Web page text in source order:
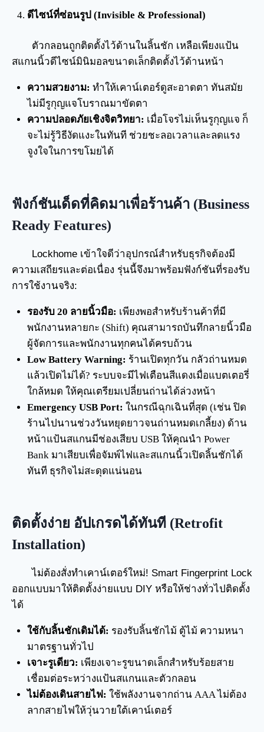
ดีไซน์ที่ซ่อนรูป (Invisible & Professional)
ตัวกลอนถูกติดตั้งไว้ด้านในลิ้นชัก เหลือเพียงแป้น
สแกนนิ้วดีไซน์มินิมอลขนาดเล็กติดตั้งไว้ด้านหน้า
ความสวยงาม: ทำให้เคาน์เตอร์ดูสะอาดตา ทันสมัย
ไม่มีรูกุญแจโบราณมาขัดตา
ความปลอดภัยเชิงจิตวิทยา: เมื่อโจรไม่เห็นรูกุญแจ ก็
จะไม่รู้วิธีงัดแงะในทันที ช่วยชะลอเวลาและลดแรง
จูงใจในการขโมยได้
ฟังก์ชันเด็ดที่คิดมาเพื่อร้านค้า (Business
Ready Features)
Lockhome เข้าใจดีว่าอุปกรณ์สำหรับธุรกิจต้องมี
ความเสถียรและต่อเนื่อง รุ่นนี้จึงมาพร้อมฟังก์ชันที่รองรับ
การใช้งานจริง:
รองรับ 20 ลายนิ้วมือ: เพียงพอสำหรับร้านค้าที่มี
พนักงานหลายกะ (Shift) คุณสามารถบันทึกลายนิ้วมือ
ผู้จัดการและพนักงานทุกคนได้ครบถ้วน
Low Battery Warning: ร้านเปิดทุกวัน กลัวถ่านหมด
แล้วเปิดไม่ได้? ระบบจะมีไฟเตือนสีแดงเมื่อแบตเตอรี่
ใกล้หมด ให้คุณเตรียมเปลี่ยนถ่านได้ล่วงหน้า
Emergency USB Port: ในกรณีฉุกเฉินที่สุด (เช่น ปิด
ร้านไปนานช่วงวันหยุดยาวจนถ่านหมดเกลี้ยง) ด้าน
หน้าแป้นสแกนมีช่องเสียบ USB ให้คุณนำ Power
Bank มาเสียบเพื่อจัมพ์ไฟและสแกนนิ้วเปิดลิ้นชักได้
ทันที ธุรกิจไม่สะดุดแน่นอน
ติดตั้งง่าย อัปเกรดได้ทันที (Retrofit
Installation)
ไม่ต้องสั่งทำเคาน์เตอร์ใหม่! Smart Fingerprint Lock
ออกแบบมาให้ติดตั้งง่ายแบบ DIY หรือให้ช่างทั่วไปติดตั้ง
ได้
ใช้กับลิ้นชักเดิมได้: รองรับลิ้นชักไม้ ตู้ไม้ ความหนา
มาตรฐานทั่วไป
เจาะรูเดียว: เพียงเจาะรูขนาดเล็กสำหรับร้อยสาย
เชื่อมต่อระหว่างแป้นสแกนและตัวกลอน
ไม่ต้องเดินสายไฟ: ใช้พลังงานจากถ่าน AAA ไม่ต้อง
ลากสายไฟให้วุ่นวายใต้เคาน์เตอร์